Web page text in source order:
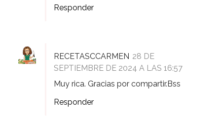
Responder
RECETASCCARMEN 28 DE
SEPTIEMBRE DE 2024 A LAS 16:57
Muy rica. Gracias por compartir.Bss
Responder